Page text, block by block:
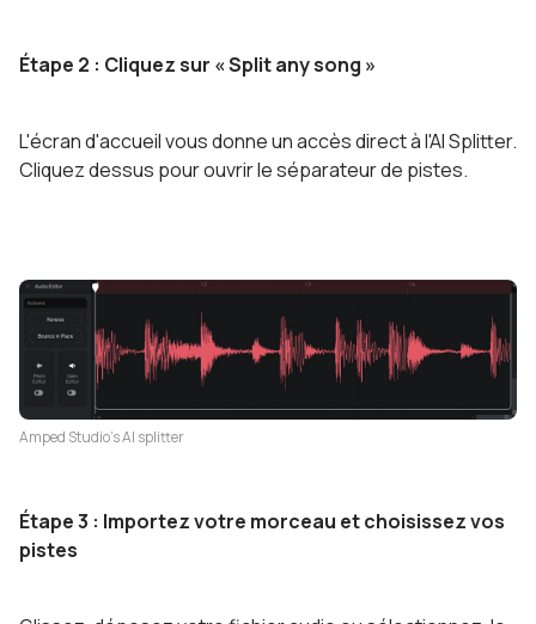
Étape 2 : Cliquez sur « Split any song »
L'écran d'accueil vous donne un accès direct à l'AI Splitter.
Cliquez dessus pour ouvrir le séparateur de pistes.
Amped Studio's AI splitter
Étape 3 : Importez votre morceau et choisissez vos
pistes